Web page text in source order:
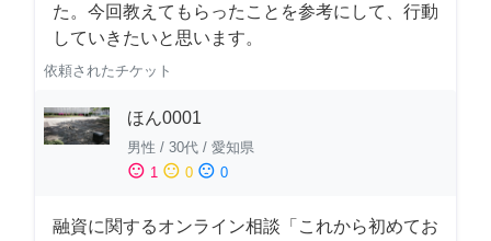
た。今回教えてもらったことを参考にして、行動
していきたいと思います。
依頼されたチケット
ほん0001
男性 / 30代 / 愛知県
sentiment_satisfied 1 sentiment_neutral 0 sentiment_dissatisfied 0
融資に関するオンライン相談「これから初めてお